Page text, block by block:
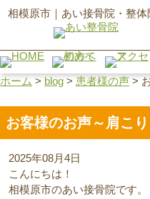
相模原市｜あい接骨院・整体
ホーム > blog > 患者様の声 >
お客様のお声～肩こり
2025年08月4日
こんにちは！
相模原市のあい接骨院です。